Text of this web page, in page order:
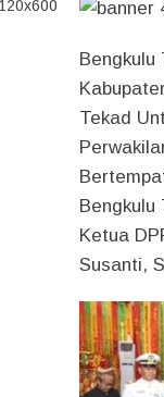
Bengkulu
Tekad
Bengkulu
Ketua
Susanti,